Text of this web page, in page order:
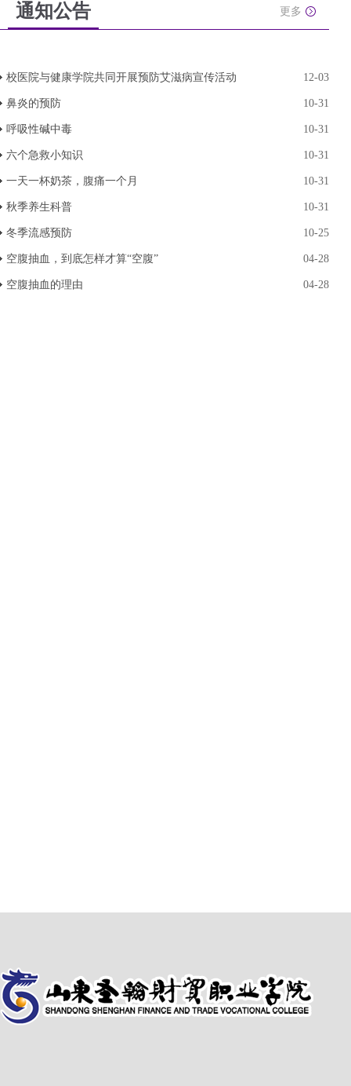
通知公告 更多
校医院与健康学院共同开展预防艾滋病宣传活动 12-03
鼻炎的预防 10-31
呼吸性碱中毒 10-31
六个急救小知识 10-31
一天一杯奶茶，腹痛一个月 10-31
秋季养生科普 10-31
冬季流感预防 10-25
空腹抽血，到底怎样才算“空腹” 04-28
空腹抽血的理由 04-28